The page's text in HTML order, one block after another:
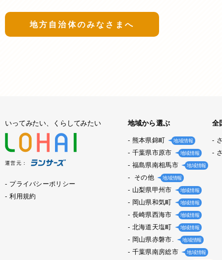
地方自治体のみなさまへ
いってみたい、くらしてみたい
運営元：
プライバシーポリシー
利用規約
地域から選ぶ
熊本県錦町 地域情報
千葉県市原市 地域情報
福島県南相馬市 地域情報
その他 地域情報
山梨県甲州市 地域情報
岡山県和気町 地域情報
長崎県西海市 地域情報
北海道天塩町 地域情報
岡山県赤磐市. 地域情報
千葉県南房総市 地域情報
全